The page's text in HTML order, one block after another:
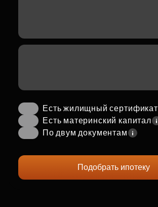
Есть жилищный сертификат
Есть материнский капитал
По двум документам
Подобрать ипотеку